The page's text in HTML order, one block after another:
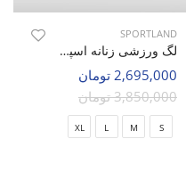
SPORTLAND
لگ ورزشی زنانه اسپورتلند SHIFT Nova W
2,695,000 تومان
3,850,000 تومان
S
M
L
XL